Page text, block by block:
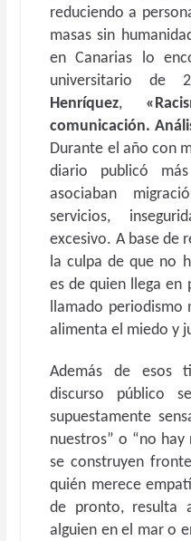
reduciendo a
masas sin
en Canarias lo
universitario de
Henríquez,
comunicación.
Durante el año con
diario publicó
asociaban
servicios,
excesivo. A base de
la culpa de que no
es de quien llega en
llamado periodismo
alimenta el miedo y
Además de esos
discurso público
supuestamente
nuestros” o “no hay
se construyen
quién merece
de pronto, resulta
alguien en el mar o